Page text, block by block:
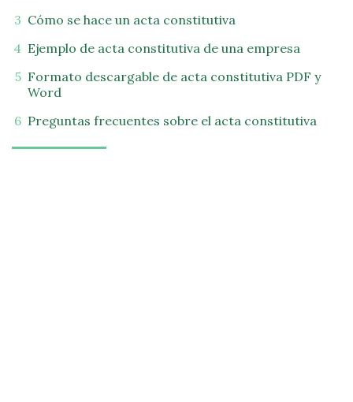
Cómo se hace un acta constitutiva
Ejemplo de acta constitutiva de una empresa
Formato descargable de acta constitutiva PDF y
Word
Preguntas frecuentes sobre el acta constitutiva